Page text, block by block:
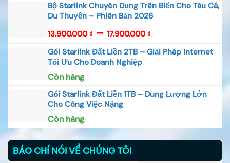
Bộ Starlink Chuyên Dụng Trên Biển Cho Tàu Cá,
Du Thuyền – Phiên Bản 2026
13.900.000₫ – 17.900.000₫
giá:
đến
Gói Starlink Đất Liền 2TB – Giải Pháp Internet
Tối Ưu Cho Doanh Nghiệp
Còn hàng
Gói Starlink Đất Liền 1TB – Dung Lượng Lớn
Cho Công Việc Nặng
Còn hàng
BÁO CHÍ NÓI VỀ CHÚNG TÔI